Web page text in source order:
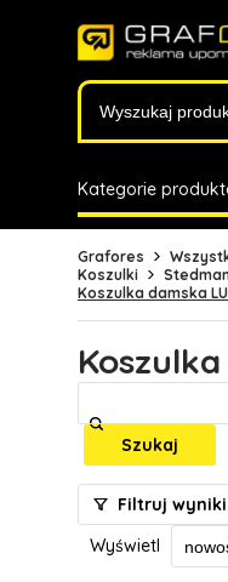
Kategorie
Grafores
Koszulki
Koszulka damska
Szukaj
Filtruj wyniki
Wyświetl